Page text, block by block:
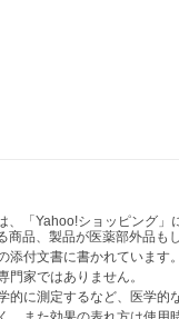
、「Yahoo!ショッピング
品、製品が医薬部外品
付文書に書かれていま
家ではありません。
に測定するなど、医学的